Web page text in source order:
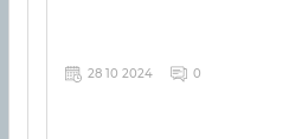
28 10 2024 0